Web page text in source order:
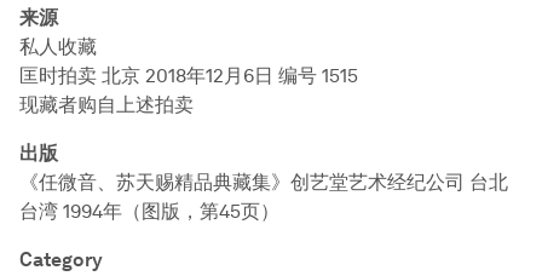
来源
私人收藏
匡时拍卖 北京 2018年12月6日 编号 1515
现藏者购自上述拍卖
出版
《任微音、苏天赐精品典藏集》创艺堂艺术经纪公司 台北
台湾 1994年（图版，第45页）
Category